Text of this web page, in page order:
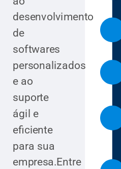
desenvolvimento
de
softwares
personalizados
e ao
suporte
ágil e
eficiente
para sua
empresa.Entre